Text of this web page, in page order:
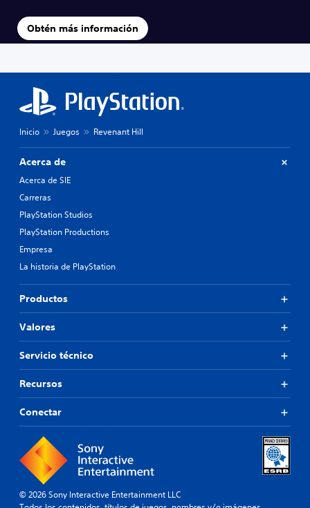
Obtén más información
Inicio Juegos Revenant Hill
Acerca de
Acerca de SIE
Carreras
PlayStation Studios
PlayStation Productions
Empresa
La historia de PlayStation
Productos
Valores
Servicio técnico
Recursos
Conectar
© 2026 Sony Interactive Entertainment LLC